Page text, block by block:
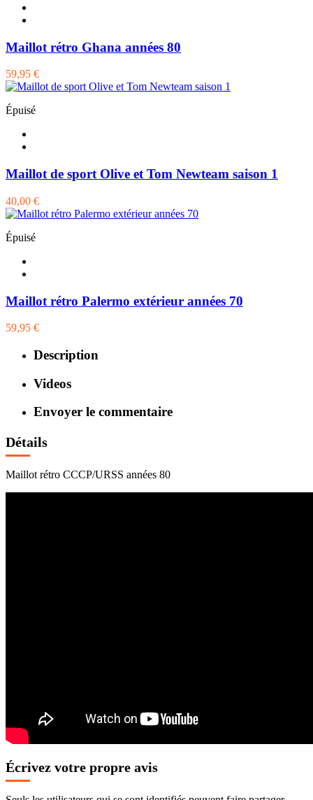
Maillot rétro Ghana années 80
59,95 €
Épuisé
Maillot de sport Olive et Tom Newteam saison 1
40,00 €
Épuisé
Maillot rétro Palermo extérieur années 70
59,95 €
Description
Videos
Envoyer le commentaire
Détails
Maillot rétro CCCP/URSS années 80
Écrivez votre propre avis